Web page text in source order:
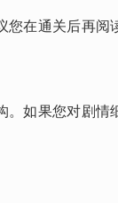
您在通关后再阅
。如果您对剧情